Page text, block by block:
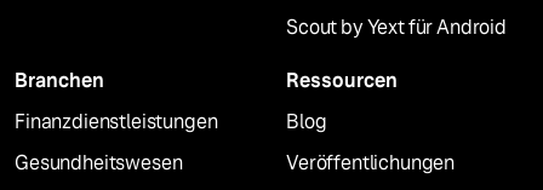
Scout by Yext für Android
Branchen
Finanzdienstleistungen
Gesundheitswesen
Ressourcen
Blog
Veröffentlichungen